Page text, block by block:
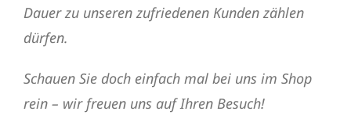
Dauer zu unseren zufriedenen Kunden zählen
dürfen.
Schauen Sie doch einfach mal bei uns im Shop
rein – wir freuen uns auf Ihren Besuch!